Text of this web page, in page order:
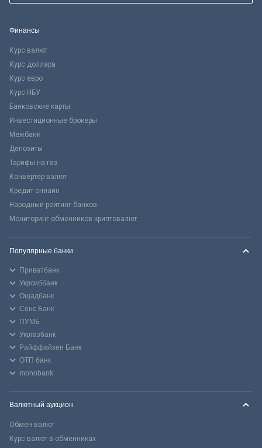
Финансы
Курс валют
Курс доллара
Курс евро
Курс НБУ
Банковские карты
Инвестиционные брокеры
Межбанк
Депозиты
Тарифы на газ
Конвертер валют
Кредит онлайн
Народный рейтинг банков
Мониторинг обменников криптовалют
Популярные банки
Приватбанк
Укрсиббанк
Ощадбанк
Сенс Банк
ПУМБ
Укргазбанк
Райффайзен Банк
ОТП банк
monobank
Валютный аукцион
Обмен валют
Курс валют в обменниках